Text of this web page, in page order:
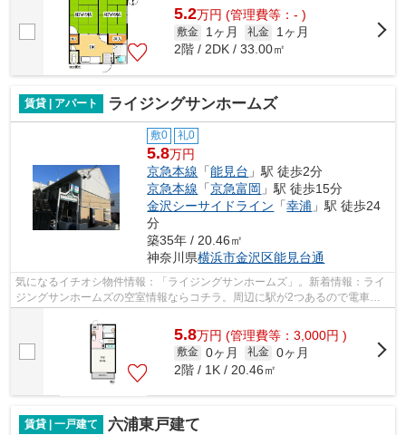
5.2万円 (管理費等：- )
敷金 1ヶ月 礼金
1ヶ月
2階 / 2DK / 33.00㎡
賃貸 | アパート ライジングサンホームズ
敷0 礼0
5.8万円
京急本線 「能見台 」駅 徒歩2分
京急本線 「京急富岡 」駅 徒歩15分
金沢シーサイドライン 「幸浦 」駅 徒歩24
分
築35年 / 20.46㎡
神奈川県横浜市金沢区能見台通
気になるイチオシ物件情報：「ライジングサンホームズ」。新着情報：ライ
ジングサンホームズの空室情報ならコチラ。周辺に駅が2つあるので電車で
5.8万円 (管理費等：3,000円 )
敷金 0ヶ月 礼金 0ヶ月
2階 / 1K / 20.46㎡
賃貸 | 一戸建て 六浦東戸建て